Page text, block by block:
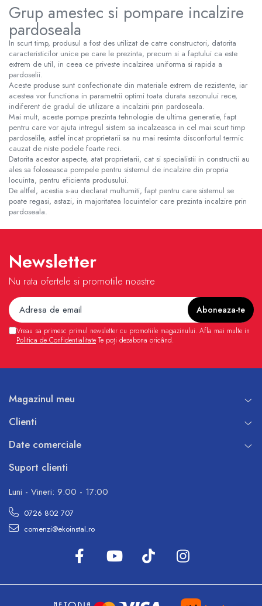
Grup amestec si pompare incalzire
pardoseala
In scurt timp, produsul a fost des utilizat de catre constructori, datorita
caracteristicilor unice pe care le prezinta, precum si a faptului ca este
extrem de util, in ceea ce priveste incalzirea uniforma si rapida a
pardoselii.
Aceste produse sunt confectionate din materiale extrem de rezistente, iar
acestea vor functiona in parametrii optimi toata durata sezonului rece,
indiferent de gradul de utilizare a incalzirii prin pardoseala.
Mai mult, aceste pompe prezinta tehnologie de ultima generatie, fapt
pentru care vor ajuta intregul sistem sa incalzeasca in cel mai scurt timp
pardoselile, astfel incat proprietarii sa nu mai resimta disconfortul termic
cauzat de niste podele foarte reci.
Datorita acestor aspecte, atat proprietarii, cat si specialistii in constructii au
ales sa foloseasca pompele pentru sistemul de incalzire din propria
locuinta, pentru eficienta produsului.
De altfel, acestia s-au declarat multumiti, fapt pentru care sistemul se
poate regasi, astazi, in majoritatea locuintelor care prezinta incalzire prin
pardoseala.
Newsletter
Nu rata ofertele si promotiile noastre
Vreau sa primesc primul newsletter cu promotiile magazinului. Afla mai multe in
Politica de Confidentialitate Te poți dezabona oricând.
Magazinul meu
Clienti
Date comerciale
Suport clienti
Luni - Vineri: 9:00 - 17:00
0726 802 707
comenzi@ekoinstal.ro